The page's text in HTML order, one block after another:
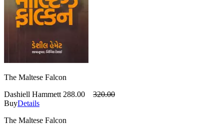
The Maltese Falcon
Dashiell Hammett 288.00
320.00
BuyDetails
The Maltese Falcon